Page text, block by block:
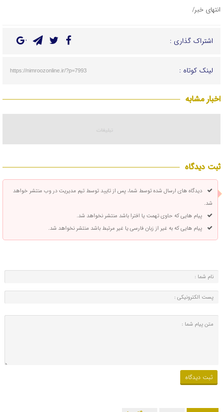
انتهای خبر/
اشتراک گذاری :
لینک کوتاه : https://nimroozonline.ir/?p=7993
اخبار مشابه
ثبت دیدگاه
دیدگاه های ارسال شده توسط شما، پس از تایید توسط تیم مدیریت در وب منتشر خواهد
شد.
پیام هایی که حاوی تهمت یا افترا باشد منتشر نخواهد شد.
پیام هایی که به غیر از زبان فارسی یا غیر مرتبط باشد منتشر نخواهد شد.